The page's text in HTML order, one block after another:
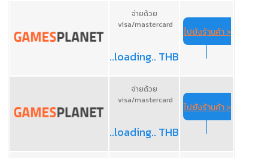
จ่ายด้วย
visa/mastercard
..loading.. THB
ไปยังร้านค้า >
จ่ายด้วย
visa/mastercard
..loading.. THB
ไปยังร้านค้า >